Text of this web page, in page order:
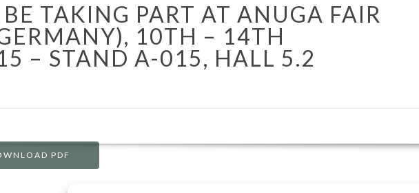
TAKING PART AT ANUGA FAIR
10TH – 14TH
– STAND A-015, HALL 5.2
PDF